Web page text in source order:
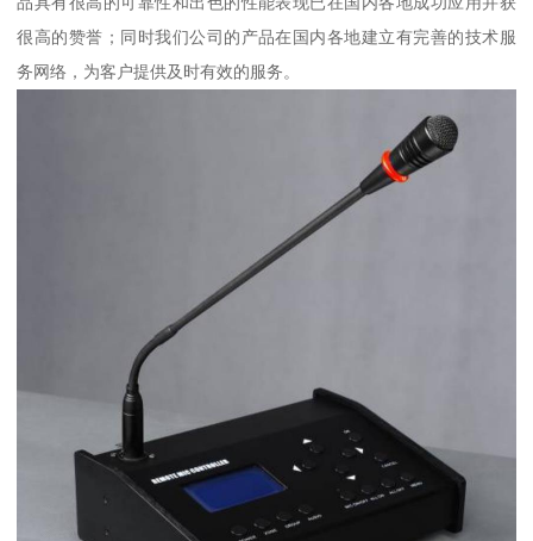
很高的赞誉；同时我们公司的产品在国内各地建立有完善的技术服
务网络，为客户提供及时有效的服务。